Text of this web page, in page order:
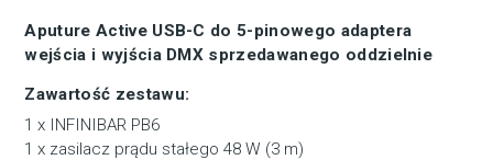
Aputure Active USB-C do 5-pinowego adaptera
wejścia i wyjścia DMX sprzedawanego oddzielnie
Zawartość zestawu:
1 x INFINIBAR PB6
1 x zasilacz prądu stałego 48 W (3 m)